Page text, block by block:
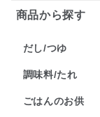
商品から探す
だし/つゆ
調味料/たれ
ごはんのお供